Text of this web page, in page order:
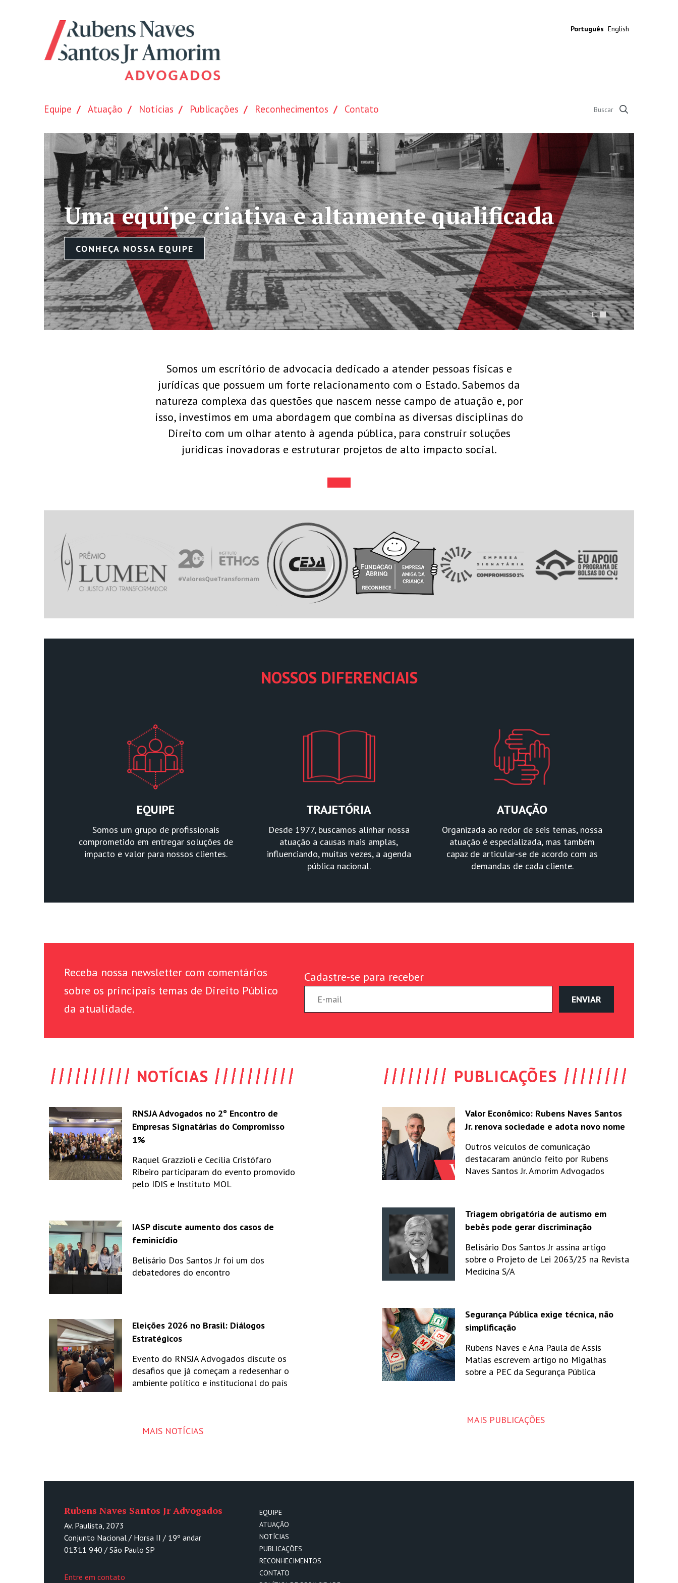
Português English
Equipe Atuação Notícias Publicações Reconhecimentos Contato
Mais de 45 anos em defesa das
CONHEÇA NOSSA ATUAÇÃO
qualificada
Somos um escritório de advocacia dedicado a atender pessoas físicas e
jurídicas que possuem um forte relacionamento com o Estado. Sabemos da
natureza complexa das questões que nascem nesse campo de atuação e, por
isso, investimos em uma abordagem que combina as diversas disciplinas do
Direito com um olhar atento à agenda pública, para construir soluções
jurídicas inovadoras e estruturar projetos de alto impacto social.
NOSSOS DIFERENCIAIS
EQUIPE
Somos um grupo de profissionais
comprometido em entregar soluções de
impacto e valor para nossos clientes.
TRAJETÓRIA
Desde 1977, buscamos alinhar nossa
atuação a causas mais amplas,
influenciando, muitas vezes, a agenda
pública nacional.
ATUAÇÃO
Organizada ao redor de seis temas, nossa
atuação é especializada, mas também
capaz de articular-se de acordo com as
demandas de cada cliente.
Receba nossa newsletter com comentários
sobre os principais temas de Direito Público
da atualidade.
Cadastre-se para receber
NOTÍCIAS
RNSJA Advogados no 2º Encontro de
Empresas Signatárias do Compromisso
1%
Raquel Grazzioli e Cecília Cristófaro
Ribeiro participaram do evento promovido
pelo IDIS e Instituto MOL
IASP discute aumento dos casos de
feminicídio
Belisário Dos Santos Jr foi um dos
debatedores do encontro
Eleições 2026 no Brasil: Diálogos
Estratégicos
Evento do RNSJA Advogados discute os
desafios que já começam a redesenhar o
ambiente político e institucional do país
MAIS NOTÍCIAS
PUBLICAÇÕES
Valor Econômico: Rubens Naves Santos
Jr. renova sociedade e adota novo nome
Outros veículos de comunicação
destacaram anúncio feito por Rubens
Naves Santos Jr. Amorim Advogados
Triagem obrigatória de autismo em
bebês pode gerar discriminação
Belisário Dos Santos Jr assina artigo
sobre o Projeto de Lei 2063/25 na Revista
Medicina S/A
Segurança Pública exige técnica, não
simplificação
Rubens Naves e Ana Paula de Assis
Matias escrevem artigo no Migalhas
sobre a PEC da Segurança Pública
MAIS PUBLICAÇÕES
Rubens Naves Santos Jr Advogados
Av. Paulista, 2073
Conjunto Nacional / Horsa II / 19º andar
01311 940 / São Paulo SP
Entre em contato
EQUIPE
ATUAÇÃO
NOTÍCIAS
PUBLICAÇÕES
RECONHECIMENTOS
CONTATO